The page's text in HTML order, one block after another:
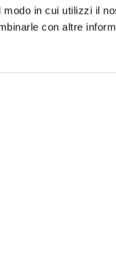
in cui utilizzi il
con altre